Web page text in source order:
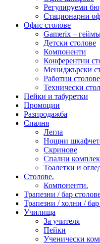
Регулируеми
Стационарни
Офис столове
Gamerix –
Детски столове
Компоненти
Конферентни
Мениджърски
Работни столове
Технически
Пейки и табуретки
Промоции
Разпродажба
Спалня
Легла
Нощни
Скринове
Спални
Тоалетки и
Столове.
Компоненти.
Трапезни / бар
Трапезни / холни /
Училища
За учителя
Пейки
Ученически